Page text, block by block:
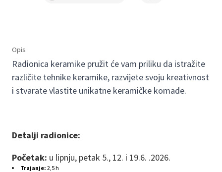
Opis
Radionica keramike pružit će vam priliku da istražite
različite tehnike keramike, razvijete svoju kreativnost
i stvarate vlastite unikatne keramičke komade.
Detalji radionice:
Početak: u lipnju, petak 5., 12. i 19.6. .2026.
Trajanje: 2,5 h